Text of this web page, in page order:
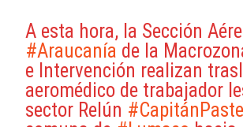
A esta hora, la Sección
#Araucanía de la
e Intervención realizan
aeromédico de trabajador
sector Relún